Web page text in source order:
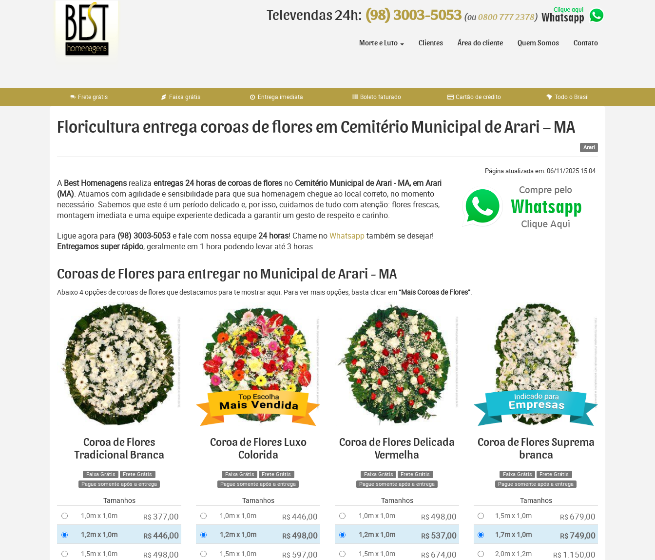
Televendas 24h: (98) 3003-5053 (ou 0800 777 2378)
Morte e Luto Clientes Área do cliente Quem Somos Contato
Frete grátis Faixa grátis Entrega imediata Boleto faturado Cartão de crédito Todo o Brasil
Floricultura entrega coroas de flores em Cemitério Municipal de Arari – MA
Arari
Página atualizada em: 06/11/2025 15:04
A Best Homenagens realiza entregas 24 horas de coroas de flores no Cemitério Municipal de Arari - MA, em Arari
(MA). Atuamos com agilidade e sensibilidade para que sua homenagem chegue ao local correto, no momento
necessário. Sabemos que este é um período delicado e, por isso, cuidamos de tudo com atenção: flores frescas,
montagem imediata e uma equipe experiente dedicada a garantir um gesto de respeito e carinho.
Ligue agora para (98) 3003-5053e fale com nossa equipe24 horas! Chame noWhatsapptambém se desejar!
Entregamos super rápido, geralmente em 1 hora podendo levar até 3 horas.
Coroas de Flores para entregar no Municipal de Arari - MA
Abaixo 4 opções de coroas de flores que destacamos para te mostrar aqui. Para ver mais opções, basta clicar em“Mais Coroas de Flores”.
Coroa de Flores
Tradicional Branca
Faixa Grátis
Frete Grátis
Pague somente após a entrega
Tamanhos
1,0m x 1,0m
R$ 377,00
1,2m x 1,0m R$446,00
1,5m x 1,0m R$ 498,00
Coroa de Flores Luxo
Colorida
Faixa Grátis
Frete Grátis
Pague somente após a entrega
Tamanhos
1,0m x 1,0m
R$ 446,00
1,2m x 1,0m R$498,00
1,5m x 1,0m R$ 597,00
Coroa de Flores Delicada
Vermelha
Faixa Grátis
Frete Grátis
Pague somente após a entrega
Tamanhos
1,0m x 1,0m
R$ 498,00
1,2m x 1,0m R$ 537,00
1,5m x 1,0m R$ 674,00
Coroa de Flores Suprema
branca
Faixa Grátis
Frete Grátis
Pague somente após a entrega
Tamanhos
1,5m x 1,0m
R$ 679,00
1,7m x 1,0m R$749,00
2,0m x 1,2m R$ 1.150,00